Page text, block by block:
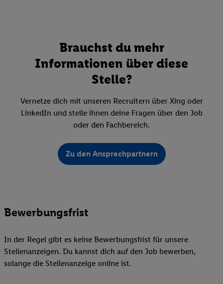
Brauchst du mehr
Informationen über diese
Stelle?
Vernetze dich mit unseren Recruitern über Xing oder
LinkedIn und stelle ihnen deine Fragen über den Job
oder den Fachbereich.
Zu den Ansprechpartnern
Bewerbungsfrist
In der Regel gibt es keine Bewerbungsfrist für unsere
Stellenanzeigen. Du kannst dich auf den Job bewerben,
solange die Stellenanzeige online ist.